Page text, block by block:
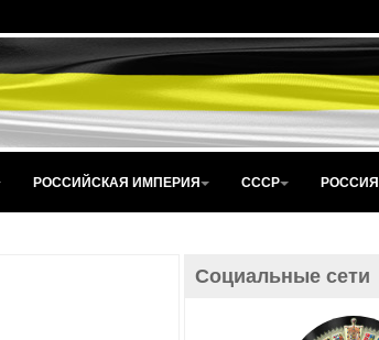
РОССИЙСКАЯ ИМПЕРИЯ СССР РОССИЯ
Социальные сети